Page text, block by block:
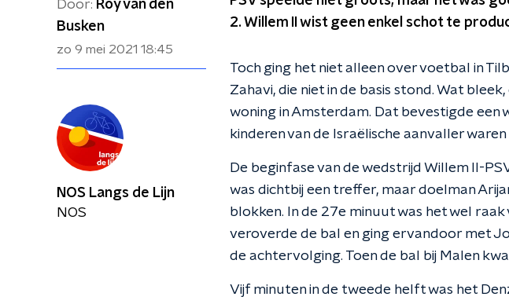
Door: Roy van den
Busken
zo 9 mei 2021 18:45
2. Willem II wist geen enkel schot te
Toch ging het niet alleen over voetbal in
Zahavi, die niet in de basis stond. Wat
woning in Amsterdam. Dat bevestigde een
kinderen van de Israëlische aanvaller
De beginfase van de wedstrijd Willem II-
was dichtbij een treffer, maar doelman
blokken. In de 27e minuut was het wel
veroverde de bal en ging ervandoor met
de achtervolging. Toen de bal bij Malen
Vijf minuten in de tweede helft was het
NOS Langs de Lijn
NOS